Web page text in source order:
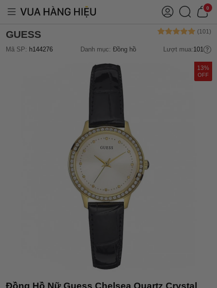
0
GUESS
Mã SP: h144276 Danh mục: Đồng hồ Lượt mua:101
13%
OFF
Đồng Hồ Nữ Guess Chelsea Quartz Crystal